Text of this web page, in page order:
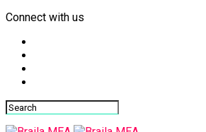
Connect with us